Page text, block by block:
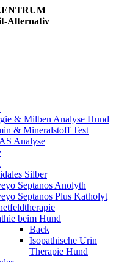
Alternativ
& Milben Analyse Hund
& Mineralstoff Test
Analyse
Silber
Septanos Anolyth
Septanos Plus Katholyt
beim Hund
Back
Isopathische Urin
Therapie Hund